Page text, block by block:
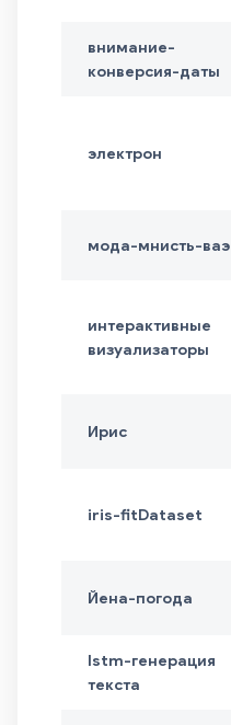
внимание-
конверсия-даты
электрон
мода-мнисть-ваэ
интерактивные
визуализаторы
Ирис
iris-fitDataset
Йена-погода
lstm-генерация
текста